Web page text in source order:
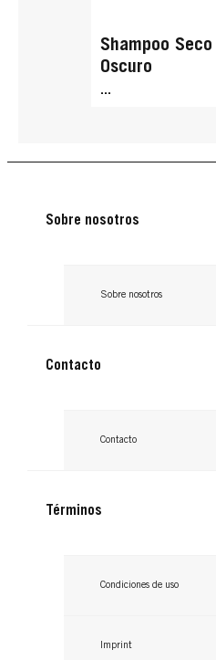
Shampoo
Oscuro
...
GOT2B
Sobre nosotros
Sobre nosotros
Contacto
Contacto
Términos
Condiciones de uso
Imprint